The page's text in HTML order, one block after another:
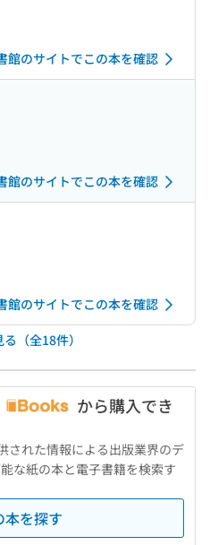
館のサイトでこの本を確認
館のサイトでこの本を確認
館のサイトでこの本を確認
（全18件）
から購入でき
された情報による出版業界のデ
な紙の本と電子書籍を検索す
本を探す